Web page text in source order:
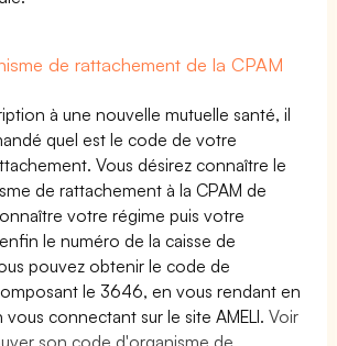
de rattachement de la CPAM
à une nouvelle mutuelle santé, il
quel est le code de votre
Vous désirez connaître le
de rattachement à la CPAM de
votre régime puis votre
le numéro de la caisse de
pouvez obtenir le code de
le 3646, en vous rendant en
vous connectant sur le site AMELI.Voir
son code d'organisme de